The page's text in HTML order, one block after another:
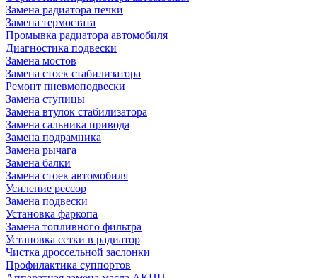
Замена радиатора печки
Замена термостата
Промывка радиатора автомобиля
Диагностика подвески
Замена мостов
Замена стоек стабилизатора
Ремонт пневмоподвески
Замена ступицы
Замена втулок стабилизатора
Замена сальника привода
Замена подрамника
Замена рычага
Замена балки
Замена стоек автомобиля
Усиление рессор
Замена подвески
Установка фаркопа
Замена топливного фильтра
Установка сетки в радиатор
Чистка дроссельной заслонки
Профилактика суппортов